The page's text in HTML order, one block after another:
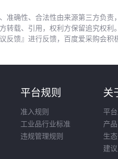
采购轴承的本
荷和环境的真
往往会加倍花
准确性、合法性由来源第三方负责
转载、引用，权利方保留追究权利。
反馈』进行反馈，百度爱采购会积
平台规则
准入规则
工业品行业标准
违规管理规则
关
平
产
生
建